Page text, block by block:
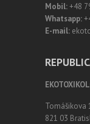
Mobil:+48
Whatsapp:
E-mail:
Tomášikova
821 03